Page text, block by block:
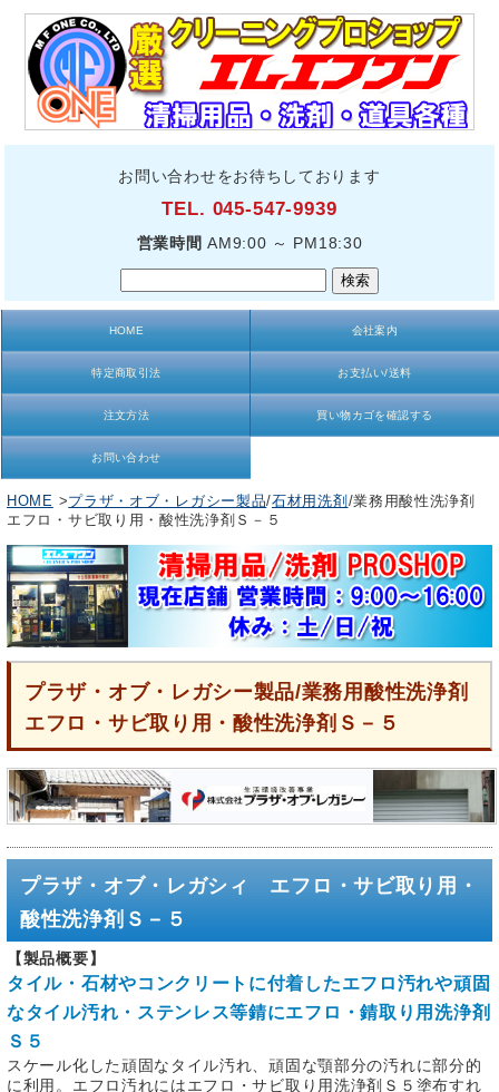
お問い合わせをお待ちしております
TEL. 045-547-9939
営業時間 AM9:00 ～ PM18:30
HOME 会社案内
特定商取引法 お支払い/送料
注文方法 買い物カゴを確認する
お問い合わせ
HOME >プラザ・オブ・レガシー製品/石材用洗剤 /業務用酸性洗浄剤
エフロ・サビ取り用・酸性洗浄剤Ｓ－５
プラザ・オブ・レガシー製品/業務用酸性洗浄剤
エフロ・サビ取り用・酸性洗浄剤Ｓ－５
プラザ・オブ・レガシィ エフロ・サビ取り用・
酸性洗浄剤Ｓ－５
【製品概要】
タイル・石材やコンクリートに付着したエフロ汚れや頑固
なタイル汚れ・ステンレス等錆にエフロ・錆取り用洗浄剤
Ｓ５
スケール化した頑固なタイル汚れ、頑固な顎部分の汚れに部分的
に利用。エフロ汚れにはエフロ・サビ取り用洗浄剤Ｓ５塗布すれ